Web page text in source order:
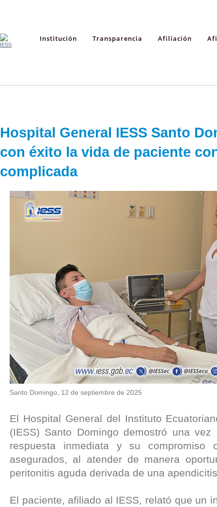
Institución Transparencia Afiliación
Hospital General IESS Santo
con éxito la vida de paciente
complicada
Santo Domingo, 12 de septiembre de 2025
El Hospital General del Instituto
(IESS) Santo Domingo demostró una
respuesta inmediata y su
asegurados, al atender de manera
peritonitis aguda derivada de una
El paciente, afiliado al IESS, relató que un